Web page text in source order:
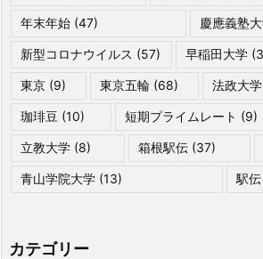
年末年始 (47) 慶應義塾
新型コロナウイルス (57) 早稲田大学
東京 (9) 東京五輪 (68) 法政大学
珈琲豆 (10) 短期プライムレート (9)
立教大学 (8) 箱根駅伝 (37)
青山学院大学 (13) 駅伝
カテゴリー